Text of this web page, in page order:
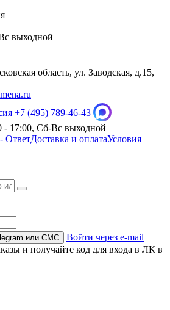
выходной
область, ул. Заводская, д.15,
+7 (495) 789-46-43
17:00, Сб-Вс выходной
ОтветДоставка и оплатаУсловия
или СМС
Войти через e-mail
и получайте код для входа в ЛК в